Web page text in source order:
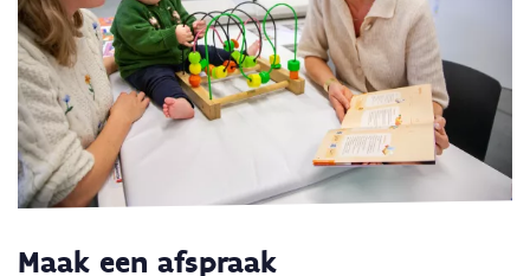
Maak een afspraak